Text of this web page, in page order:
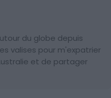
du globe depuis
valises pour m'expatrier
et de partager